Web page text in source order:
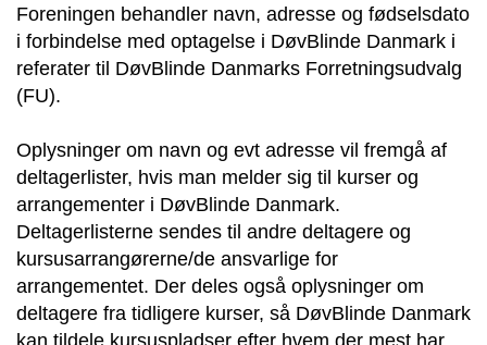
Foreningen behandler navn, adresse og fødselsdato
i forbindelse med optagelse i DøvBlinde Danmark i
referater til DøvBlinde Danmarks Forretningsudvalg
(FU).
Oplysninger om navn og evt adresse vil fremgå af
deltagerlister, hvis man melder sig til kurser og
arrangementer i DøvBlinde Danmark.
Deltagerlisterne sendes til andre deltagere og
kursusarrangørerne/de ansvarlige for
arrangementet. Der deles også oplysninger om
deltagere fra tidligere kurser, så DøvBlinde Danmark
kan tildele kursuspladser efter hvem der mest har